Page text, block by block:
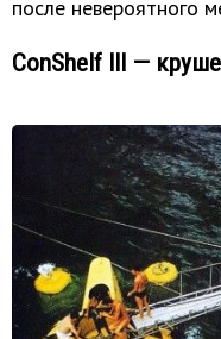
после невероятного
ConShelf III —